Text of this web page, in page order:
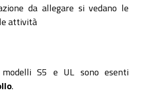
da allegare si vedano le
attività
S5 e UL sono esenti